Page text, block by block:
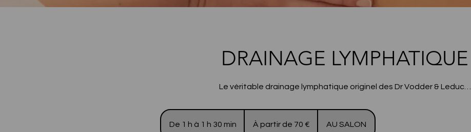
DRAINAGE LYMPHATIQUE
Le véritable drainage lymphatique originel des Dr Vodder & Leduc…
De 1 h à 1 h 30 min À partir de 70 € AU SALON